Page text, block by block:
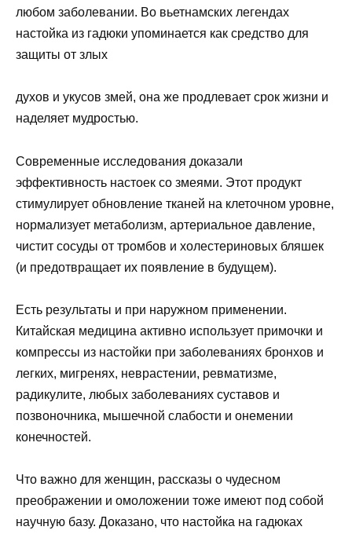
любом заболевании. Во вьетнамских легендах
настойка из гадюки упоминается как средство для
защиты от злых
духов и укусов змей, она же продлевает срок жизни и
наделяет мудростью.
Современные исследования доказали
эффективность настоек со змеями. Этот продукт
стимулирует обновление тканей на клеточном уровне,
нормализует метаболизм, артериальное давление,
чистит сосуды от тромбов и холестериновых бляшек
(и предотвращает их появление в будущем).
Есть результаты и при наружном применении.
Китайская медицина активно использует примочки и
компрессы из настойки при заболеваниях бронхов и
легких, мигренях, неврастении, ревматизме,
радикулите, любых заболеваниях суставов и
позвоночника, мышечной слабости и онемении
конечностей.
Что важно для женщин, рассказы о чудесном
преображении и омоложении тоже имеют под собой
научную базу. Доказано, что настойка на гадюках